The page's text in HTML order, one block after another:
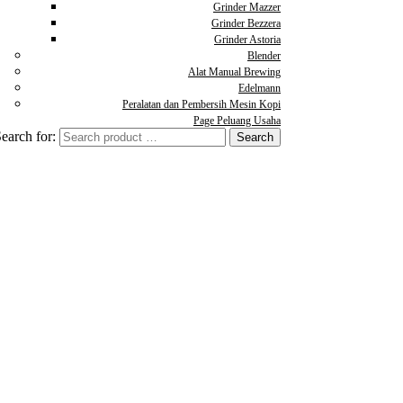
Grinder Mazzer
Grinder Bezzera
Grinder Astoria
Blender
Alat Manual Brewing
Edelmann
Peralatan dan Pembersih Mesin Kopi
Page Peluang Usaha
for: